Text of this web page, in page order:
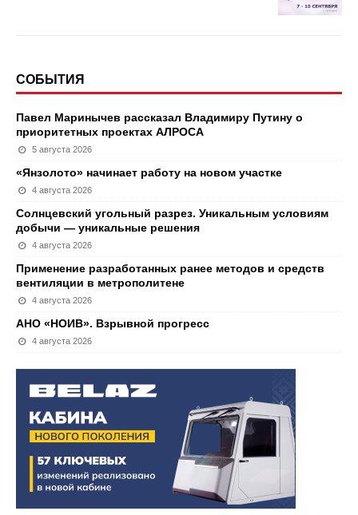
СОБЫТИЯ
Павел Маринычев рассказал Владимиру Путину о
приоритетных проектах АЛРОСА
5 августа 2026
«Янзолото» начинает работу на новом участке
4 августа 2026
Солнцевский угольный разрез. Уникальным условиям
добычи — уникальные решения
4 августа 2026
Применение разработанных ранее методов и средств
вентиляции в метрополитене
4 августа 2026
АНО «НОИВ». Взрывной прогресс
4 августа 2026